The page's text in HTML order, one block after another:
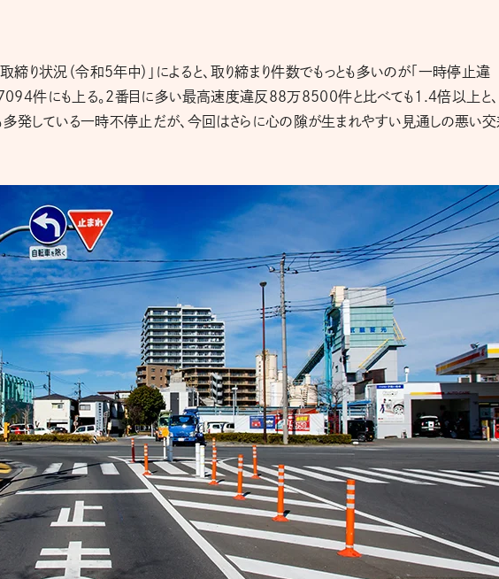
り状況（令和5年中）」によると、取り締まり件数でもっとも多いのが「一時停止違
7094件にも上る。2番目に多い最高速度違反88万8500件と比べても1.4倍以上と
多発している一時不停止だが、今回はさらに心の隙が生まれやすい見通しの悪い